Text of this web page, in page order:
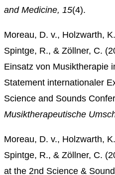
and Medicine, 15(4).
Moreau, D. v., Holzwarth,
Spintge, R., & Zöllner, C.
Einsatz von Musiktherapie
Statement internationaler
Science and Sounds
Musiktherapeutische
Moreau, D. v., Holzwarth,
Spintge, R., & Zöllner, C.
at the 2nd Science &